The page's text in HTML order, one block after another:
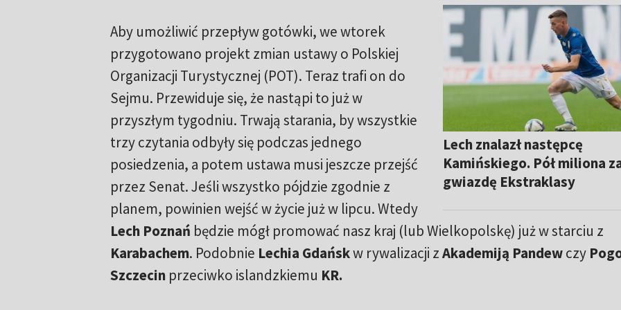
Lech znalazł następcę
Kamińskiego. Pół miliona
gwiazdę Ekstraklasy
Aby umożliwić przepływ gotówki, we wtorek
przygotowano projekt zmian ustawy o Polskiej
Organizacji Turystycznej (POT). Teraz trafi on do
Sejmu. Przewiduje się, że nastąpi to już w
przyszłym tygodniu. Trwają starania, by wszystkie
trzy czytania odbyły się podczas jednego
posiedzenia, a potem ustawa musi jeszcze przejść
przez Senat. Jeśli wszystko pójdzie zgodnie z
planem, powinien wejść w życie już w lipcu. Wtedy
Lech Poznań będzie mógł promować nasz kraj (lub Wielkopolskę) już w starciu z
Karabachem. Podobnie Lechia Gdańskw rywalizacji zAkademiją Pandewczy
Szczecinprzeciwko islandzkiemu KR.